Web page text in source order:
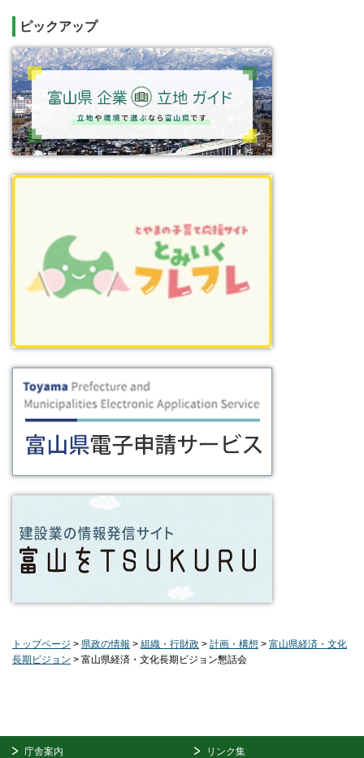
ピックアップ
トップページ > 県政の情報 > 組織・行財政 > 計画・構想 > 富山県経済・文化
長期ビジョン > 富山県経済・文化長期ビジョン懇話会
庁舎案内 リンク集